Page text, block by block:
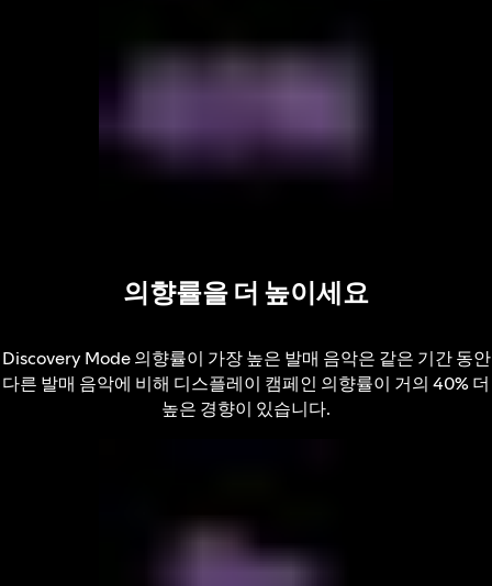
의향률을 더 높이세요
Discovery Mode 의향률이 가장 높은 발매 음악은 같은 기간 동안
다른 발매 음악에 비해 디스플레이 캠페인 의향률이 거의 40% 더
높은 경향이 있습니다.